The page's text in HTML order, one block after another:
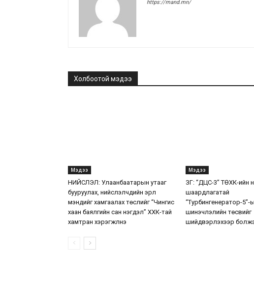
https://mand.mn/
Холбоотой мэдээ
Мэдээ
НИЙСЛЭЛ: Улаанбаатарын утааг
бууруулах, нийслэлчүүдийн эрүүл
мэндийг хамгаалах төслийг “Чингис
хаан баялгийн сан нэгдэл” ХХК-тай
хамтран хэрэгжүүлнэ
Мэдээ
ЗГ: “ДЦС-3” ТӨХК-ийн
шаардлагатай
“Турбингенератор-5”-
шинэчлэлийн төсвийг
шийдвэрлэхээр